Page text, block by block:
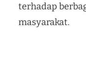
terhadap
masyarakat.